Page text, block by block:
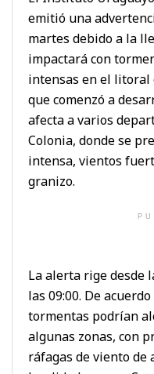
emitió una
martes debido a la
impactará con
intensas en el litoral
que comenzó a
afecta a varios
Colonia, donde se
intensa, vientos
granizo.
La alerta rige desde
las 09:00. De
tormentas podrían
algunas zonas, con
ráfagas de viento de